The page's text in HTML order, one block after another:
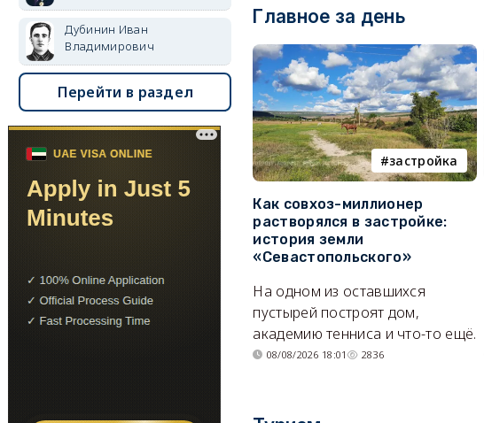
Главное за день
застройка
Как совхоз-миллионер
растворялся в застройке:
история земли
«Севастопольского»
На одном из оставшихся
пустырей построят дом,
академию тенниса и что-то ещё.
08/08/2026 18:01 2836
Дубинин Иван
Владимирович
Перейти в раздел